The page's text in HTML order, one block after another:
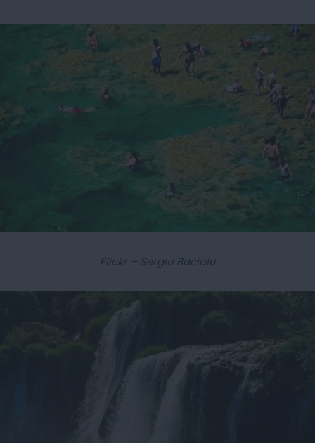
Flickr – Sergiu Bacioiu